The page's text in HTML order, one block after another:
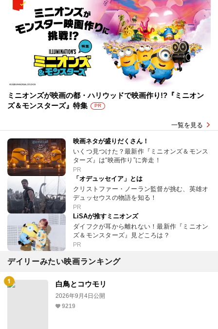
ミニオンズが映画の都・ハリウッドで映画作り!?『ミニオン
ズ＆モンスターズ』特集
PR
一覧を見る
映画ネタが盛りだくさん！
いくつ見つけた？最新作『ミニオンズ＆モンス
ターズ』は“映画作り”に奔走！
PR
「オデュッセイア」とは
クリストファー・ノーラン監督が挑む、英雄オ
デュッセウスの物語を知る！
PR
LiSAが推すミニオンズ
ダイフクが耳から離れない！最新作『ミニオン
ズ＆モンスターズ』見どころは？
PR
デイリーみたい映画ランキング
白鳥とコウモリ
2026年9月4日公開
9219